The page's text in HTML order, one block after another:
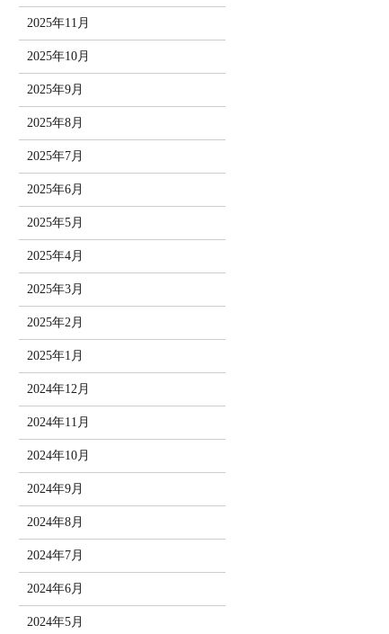
2025年11月
2025年10月
2025年9月
2025年8月
2025年7月
2025年6月
2025年5月
2025年4月
2025年3月
2025年2月
2025年1月
2024年12月
2024年11月
2024年10月
2024年9月
2024年8月
2024年7月
2024年6月
2024年5月